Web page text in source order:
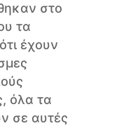
στο
τα
έχουν
όλα τα
σε αυτές